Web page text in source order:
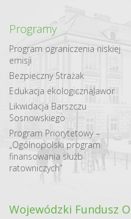
Programy
Program ograniczenia niskiej
emisji
Bezpieczny Strażak
Edukacja ekologicznaJawor
Likwidacja Barszczu
Sosnowskiego
Program Priorytetowy –
„Ogólnopolski program
finansowania służb
ratowniczych”
Wojewódzki Fundusz